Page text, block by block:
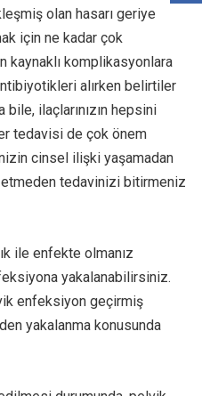
olan hasarı geriye
için ne kadar çok
komplikasyonlara
alırken belirtiler
ilaçlarınızın hepsini
tedavisi de çok önem
cinsel ilişki yaşamadan
tedavinizi bitirmeniz
ile enfekte olmanız
yakalanabilirsiniz.
enfeksiyon geçirmiş
yakalanma konusunda